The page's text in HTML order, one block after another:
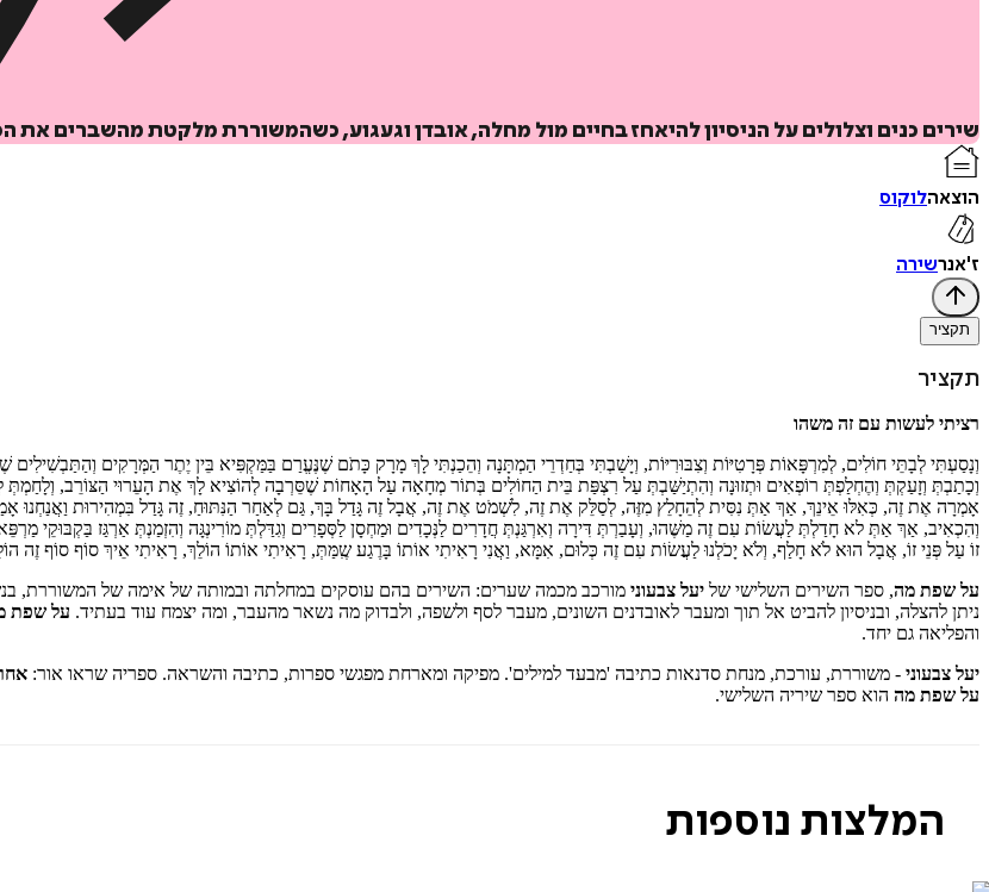
שירים כנים וצלולים על הניסיון להיאחז בחיים מול מחלה, אובדן וגעגוע, כשהמשוררת מלקטת מהשברים את
הוצאהלוקוס
ז'אנרשירה
תקציר
תקציר
רציתי לעשות עם זה משהו
וְנָסַעְתִּי לְבָתֵּי חוֹלִים, לְמִרְפָּאוֹת פְּרָטִיּוֹת וְצִבּוּרִיּוֹת, וְיָשַׁבְתִּי בְּחַדְרֵי הַמְתָּנָה וְהֵכַנְתִּי לָךְ מָרָק כָּתֹם שֶׁנֶּעֱרַם בַּמַּקְפִּיא בֵּין יֶתֶר הַמְּרָקִים
וְכָתַבְתְּ וְזָעַקְתְּ וְהֶחְלַפְתְּ רוֹפְאִים וּתְזוּנָה וְהִתְיַשַּׁבְתְּ עַל רִצְפַּת בֵּית הַחוֹלִים בְּתוֹר מְחָאָה עַל הָאָחוֹת שֶׁסֵּרְבָה לְהוֹצִיא לָךְ אֶת הָעֵרוּי הַצּוֹרֵב,
אָמְרָה אֶת זֶה, כְּאִלּוּ אֵינֵךְ, אַךְ אַתְּ נִסִּית לְהֵחָלֵץ מִזֶּה, לְסַלֵּק אֶת זֶה, לִשְׁמֹט אֶת זֶה, אֲבָל זֶה גָּדַל בָּךְ, גַּם לְאַחַר הַנִּתּוּחַ, זֶה גָּדַל בִּמְהִירוּת וַאֲנַחְנוּ
וְהִכְאִיב, אַךְ אַתְּ לא חָדַלְתְּ לַעֲשׂוֹת עִם זֶה מַשֶּׁהוּ, וְעָבַרְתְּ דִּירָה וְאִרְגַּנְתְּ חֲדָרִים לַנְּכָדִים וּמַחְסָן לַסְּפָרִים וְגִדַּלְתְּ מוֹרִינְגָּה וְהִזְמַנְתְּ אַרְגַּז בַּקְבּוּקֵי
זוֹ עַל פְּנֵי זוֹ, אֲבָל הוּא לֹא חָלַף, וְלֹא יָכֹלְנוּ לַעֲשׂוֹת עִם זֶה כְּלוּם, אִמָּא, וַאֲנִי רָאִיתִי אוֹתוֹ בָּרֶגַע שִֶמַּתְּ, רָאִיתִי אוֹתוֹ הוֹלֵךְ, רָאִיתִי אֵיךְ סוֹף סוֹף זֶה
על שפת מה, ספר השירים השלישי של יעל צבעוני מורכב מכמה שערים: השירים בהם עוסקים במחלתה ובמותה של אימה של המשוררת,
ניתן להצלה, ובניסיון להביט אל תוך ומעבר לאובדנים השונים, מעבר לסף ולשפה, ולבדוק מה נשאר מהעבר, ומה יצמח עוד בעתיד. על שפת
והפליאה גם יחד.
יעל צבעוני - משוררת, עורכת, מנחת סדנאות כתיבה 'מבעד למילים'. מפיקה ומארחת מפגשי ספרות, כתיבה והשראה. ספריה שראו אור:
על שפת מה הוא ספר שיריה השלישי.
המלצות נוספות